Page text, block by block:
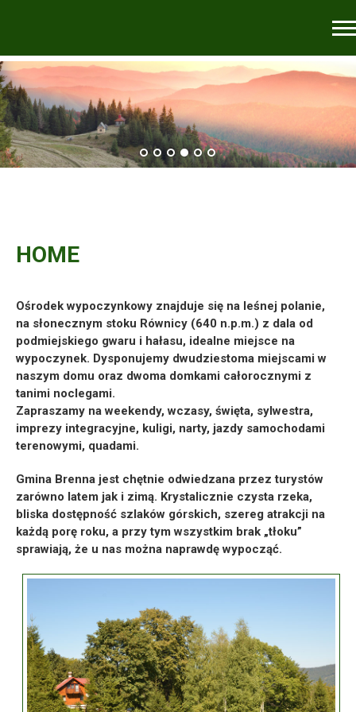
HOME
Ośrodek wypoczynkowy znajduje się na leśnej polanie,
na słonecznym stoku Równicy (640 n.p.m.) z dala od
podmiejskiego gwaru i hałasu, idealne miejsce na
wypoczynek. Dysponujemy dwudziestoma miejscami w
naszym domu oraz dwoma domkami całorocznymi z
tanimi noclegami.
Zapraszamy na weekendy, wczasy, święta, sylwestra,
imprezy integracyjne, kuligi, narty, jazdy samochodami
terenowymi, quadami.
Gmina Brenna jest chętnie odwiedzana przez turystów
zarówno latem jak i zimą. Krystalicznie czysta rzeka,
bliska dostępność szlaków górskich, szereg atrakcji na
każdą porę roku, a przy tym wszystkim brak „tłoku”
sprawiają, że u nas można naprawdę wypocząć.